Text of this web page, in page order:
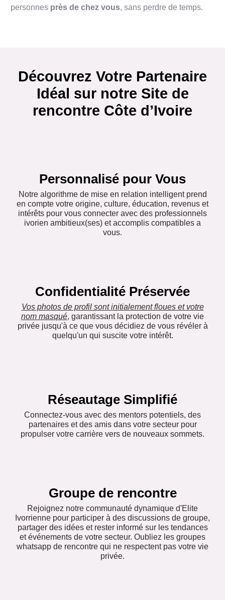
personnes près de chez vous, sans perdre de temps.
Découvrez Votre Partenaire
Idéal sur notre Site de
rencontre Côte d’Ivoire
Personnalisé pour Vous
Notre algorithme de mise en relation intelligent prend
en compte votre origine, culture, éducation, revenus et
intérêts pour vous connecter avec des professionnels
ivorien ambitieux(ses) et accomplis compatibles a
vous.
Confidentialité Préservée
Vos photos de profil sont initialement floues et votre
nom masqué, garantissant la protection de votre vie
privée jusqu'à ce que vous décidiez de vous révéler à
quelqu'un qui suscite votre intérêt.
Réseautage Simplifié
Connectez-vous avec des mentors potentiels, des
partenaires et des amis dans votre secteur pour
propulser votre carrière vers de nouveaux sommets.
Groupe de rencontre
Rejoignez notre communauté dynamique d'Elite
Ivorrienne pour participer à des discussions de groupe,
partager des idées et rester informé sur les tendances
et événements de votre secteur. Oubliez les groupes
whatsapp de rencontre qui ne respectent pas votre vie
privée.